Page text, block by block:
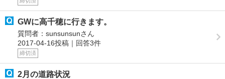
GWに高千穂に行きます。
質問者：sunsunsunさん
2017-04-16投稿｜回答3件
締切済
2月の道路状況